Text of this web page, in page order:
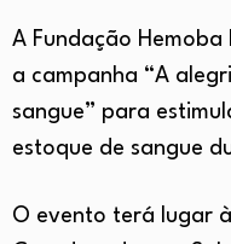
A Fundação
a campanha “A
sangue” para
estoque de sangue
O evento terá lugar